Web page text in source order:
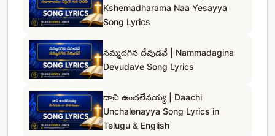
Kshemadharama Naa Yesayya
Song Lyrics
నమ్మదగిన దేవుడవే | Nammadagina
Devudave Song Lyrics
దాచి ఉంచలేనయ్య | Daachi
Unchalenayya Song Lyrics in
Telugu & English